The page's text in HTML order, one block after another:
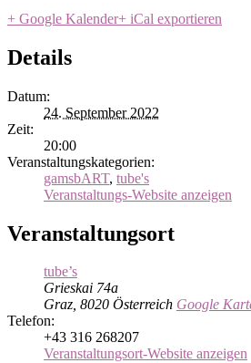
+ Google Kalender+ iCal exportieren
Details
Datum:
24. September 2022
Zeit:
20:00
Veranstaltungskategorien:
gamsbART, tube's
Veranstaltungs-Website anzeigen
Veranstaltungsort
tube’s
Grieskai 74a
Graz, 8020 Österreich Google
Telefon:
+43 316 268207
Veranstaltungsort-Website anzeigen